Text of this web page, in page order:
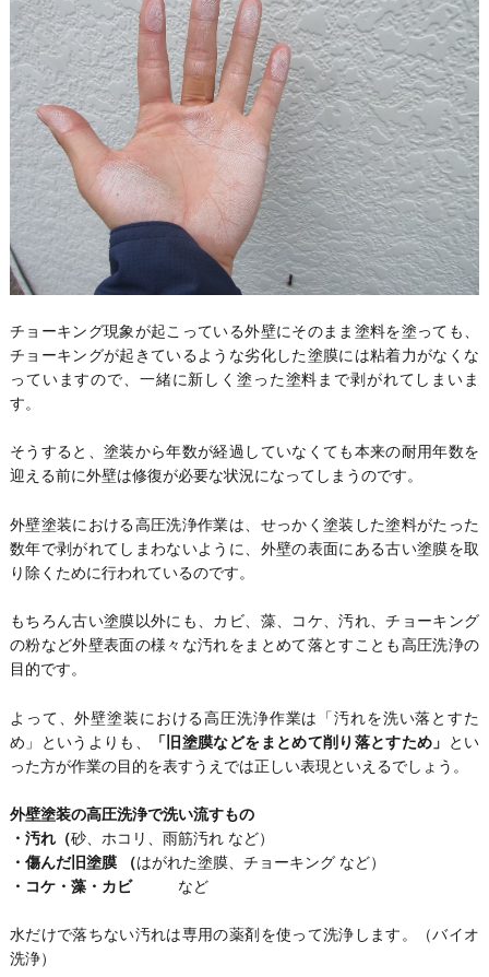
チョーキング現象が起こっている外壁にそのまま塗料を塗っても、
チョーキングが起きているような劣化した塗膜には粘着力がなくな
っていますので、一緒に新しく塗った塗料まで剥がれてしまいま
す。
そうすると、塗装から年数が経過していなくても本来の耐用年数を
迎える前に外壁は修復が必要な状況になってしまうのです。
外壁塗装における高圧洗浄作業は、せっかく塗装した塗料がたった
数年で剥がれてしまわないように、外壁の表面にある古い塗膜を取
り除くために行われているのです。
もちろん古い塗膜以外にも、カビ、藻、コケ、汚れ、チョーキング
の粉など外壁表面の様々な汚れをまとめて落とすことも高圧洗浄の
目的です。
よって、外壁塗装における高圧洗浄作業は「汚れを洗い落とすた
め」というよりも、
「旧塗膜などをまとめて削り落とすため」
とい
った方が作業の目的を表すうえでは正しい表現といえるでしょう。
外壁塗装の高圧洗浄で洗い流すもの
・汚れ（砂、ホコリ、雨筋汚れ など）
・傷んだ旧塗膜 （はがれた塗膜、チョーキング など）
・コケ・藻・カビなど
水だけで落ちない汚れは専用の薬剤を使って洗浄します。（バイオ
洗浄）